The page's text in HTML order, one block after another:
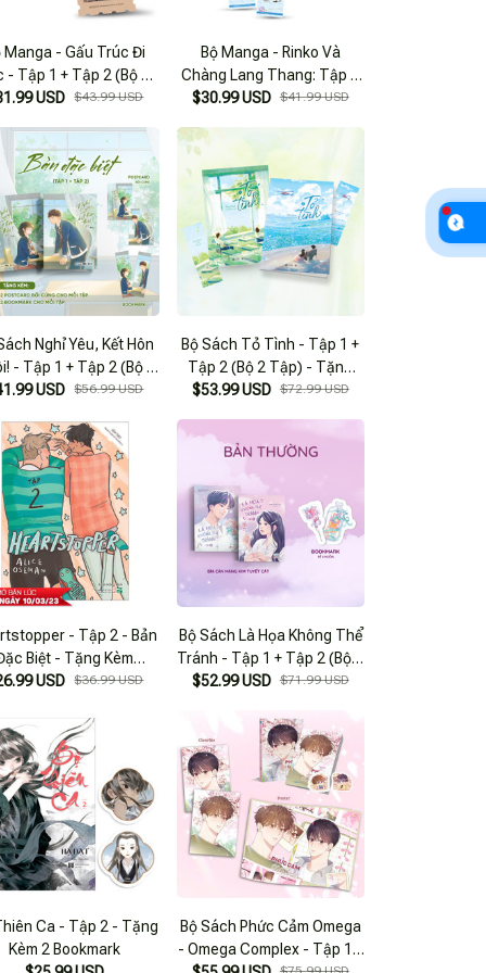
Manga - Gấu Trúc Đi
- Tập 1 + Tập 2 (Bộ 2
- Tặng Kèm Sticker
USD $43.99 USD
Bộ Manga - Rinko Và
Chàng Lang Thang: Tập 1
+ Tập 2 (Bộ 2 Tập) - Tặng
$30.99 USD $41.99 USD
Nghỉ Yêu, Kết Hôn
- Tập 1 + Tập 2 (Bộ 2
- Bản Đặc Biệt - Tặng
Postcard Bồi Cứng
USD $56.99 USD
Bộ Sách Tỏ Tình - Tập 1 +
Tập 2 (Bộ 2 Tập) - Tặng
Kèm 2 Bookmark
$53.99 USD $72.99 USD
- Tập 2 - Bản
Biệt - Tặng Kèm
+ Bookmark
USD $36.99 USD
Bộ Sách Là Họa Không Thể
Tránh - Tập 1 + Tập 2 (Bộ 2
Tập) - Tặng Kèm 2
$52.99 USD $71.99 USD
Ca - Tập 2 - Tặng
Kèm 2 Bookmark
Bộ Sách Phức Cảm Omega
- Omega Complex - Tập 1 +